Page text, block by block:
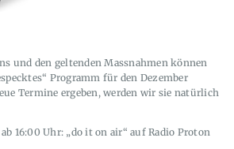
und den geltenden Massnahmen können
Programm für den Dezember
Termine ergeben, werden wir sie natürlich
16:00 Uhr: „do it on air“ auf Radio Proton